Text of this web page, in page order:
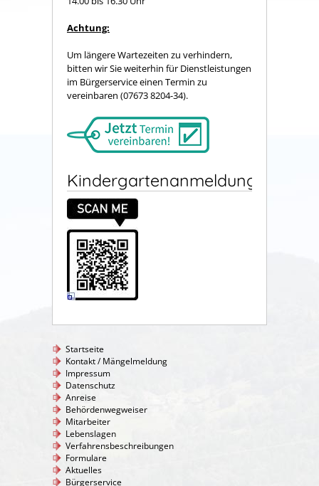
Achtung:
Um längere Wartezeiten zu verhindern,
bitten wir Sie weiterhin für Dienstleistungen
im Bürgerservice einen Termin zu
vereinbaren (07673 8204-34).
Kindergartenanmeldung
Startseite
Kontakt / Mängelmeldung
Impressum
Datenschutz
Anreise
Behördenwegweiser
Mitarbeiter
Lebenslagen
Verfahrensbeschreibungen
Formulare
Aktuelles
Bürgerservice